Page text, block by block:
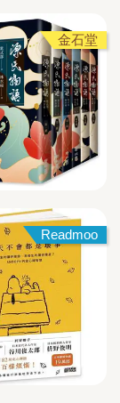
金石堂
Readmoo